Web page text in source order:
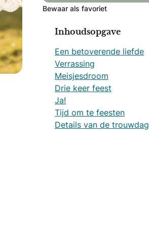
Bewaar als favoriet
Inhoudsopgave
Een betoverende liefde
Verrassing
Meisjesdroom
Drie keer feest
Ja!
Tijd om te feesten
Details van de trouwdag